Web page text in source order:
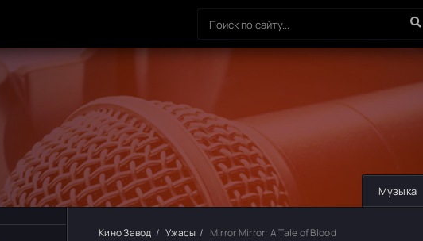
Музыка
Кино Завод Ужасы Mirror Mirror: A Tale of Blood